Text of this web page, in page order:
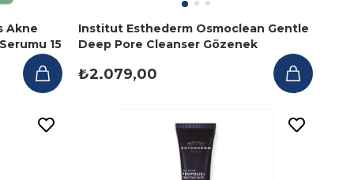
Akne
15
Institut Esthederm Osmoclean Gentle
Deep Pore Cleanser Gözenek
₺2.079,00